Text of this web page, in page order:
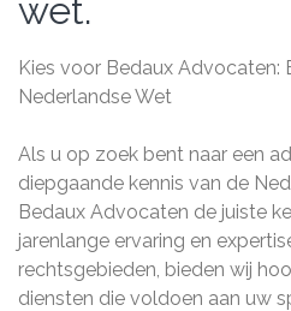
wet.
Kies voor Bedaux Advocaten:
Nederlandse Wet
Als u op zoek bent naar een
diepgaande kennis van de
Bedaux Advocaten de juiste
jarenlange ervaring en
rechtsgebieden, bieden wij
diensten die voldoen aan uw